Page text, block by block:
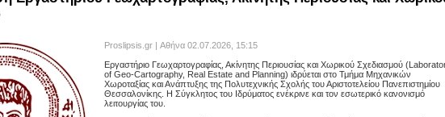
Proslipsis.gr | Αθήνα 02.07.2026, 15:15
Εργαστήριο Γεωχαρτογραφίας, Ακίνητης Περιουσίας και Χωρικού Σχεδιασμού
of Geo-Cartography, Real Estate and Planning) ιδρύεται στο Τμήμα Μηχανικών
Χωροταξίας και Ανάπτυξης της Πολυτεχνικής Σχολής του Αριστοτελείου Πανεπιστημίου
Θεσσαλονίκης. Η Σύγκλητος του Ιδρύματος ενέκρινε και τον εσωτερικό κανονισμό
λειτουργίας του.